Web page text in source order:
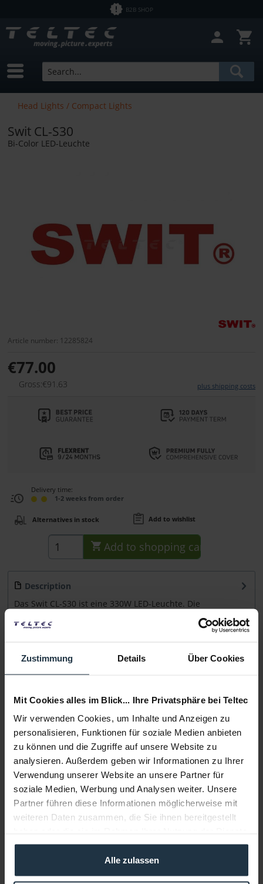
Zustimmung Details Über Cookies
Mit Cookies alles im Blick... Ihre Privatsphäre bei Teltec
Wir verwenden Cookies, um Inhalte und Anzeigen zu
personalisieren, Funktionen für soziale Medien anbieten
zu können und die Zugriffe auf unsere Website zu
analysieren. Außerdem geben wir Informationen zu Ihrer
Verwendung unserer Website an unsere Partner für
soziale Medien, Werbung und Analysen weiter. Unsere
Partner führen diese Informationen möglicherweise mit
weiteren Daten zusammen, die Sie ihnen bereitgestellt
gesammelt haben.
Alle zulassen
B2B SHOP
Head Lights / Compact Lights
Swit CL-S30
Bi-Color LED-Leuchte
Article number: 12285824
€77.00
Gross:€91.63 plus shipping costs
Delivery time:
1-2 weeks from order
Alternatives in stock Add to wishlist
Add to shopping cart
Description
Das Swit CL-S30 ist eine 330W LED-Leuchte. Die
more
Manufacturer & Product Safety Information
Folgende Infos zum Hersteller sind verfübar...... more
More articles from +++ Swit +++ look at